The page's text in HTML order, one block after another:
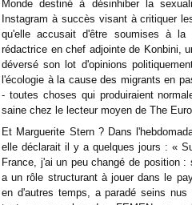
Monde destiné à désinhiber la
Instagram à succès visant à critiquer
qu'elle accusait d'être soumises à
rédactrice en chef adjointe de Konbini,
déversé son lot d'opinions
l'écologie à la cause des migrants en
- toutes choses qui produiraient
saine chez le lecteur moyen de The
Et Marguerite Stern ? Dans
elle déclarait il y a quelques jours : «
France, j'ai un peu changé de position
a un rôle structurant à jouer dans le
en d'autres temps, a paradé seins